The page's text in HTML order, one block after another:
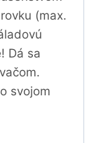
(max.
Dá sa
svojom